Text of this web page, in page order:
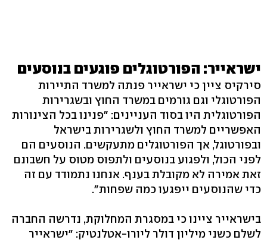
ישראייר: הפורטוגלים פוגעים בנוסעים
סירקיס ציין כי ישראייר פנתה למשרד התיירות
הפורטוגלי וגם גורמים במשרד החוץ ובשגרירות
הפורטוגלית היו בסוד העניינים: "פנינו בכל הצינורות
האפשריים למשרד החוץ ולשגרירות בישראל
ובפורטוגל, אך הפורטוגלים מתעקשים. הנוסעים הם
לפני הכול, ולפגוע בנוסעים ולתפוס מטוס על חשבונם
זאת אמירה לא מקובלת בענף. אנחנו נתמודד עם זה
כדי שהנוסעים ייפגעו כמה שפחות".
בישראייר ציינו כי במסגרת המחלוקת, נדרשה החברה
לשלם כשני מיליון דולר ליורו-אטלנטיק: "ישראייר